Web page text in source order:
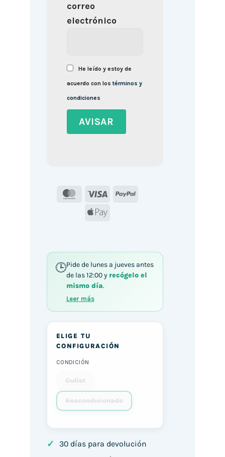
correo
electrónico
He leído y estoy de
acuerdo con lostérminos y
condiciones
MasterCard
Visa
PayPal
Apple
Pide de lunes a jueves antes
de las 12:00 y recógelo el
mismo día.
Leer más
ELIGE TU
CONFIGURACIÓN
CONDICIÓN
Outlet
Reacondicionado
✓ 30 días para devolución